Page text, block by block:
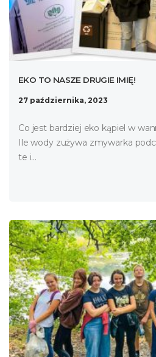
EKO TO NASZE DRUGIE IMIĘ!
27 października, 2023
Co jest bardziej eko kąpiel w
Ile wody zużywa zmywarka
te i...